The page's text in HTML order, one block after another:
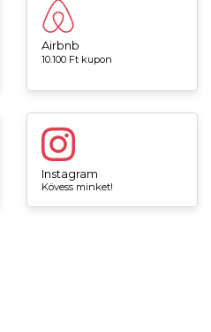
Airbnb
10.100 Ft kupon
Instagram
Kövess minket!